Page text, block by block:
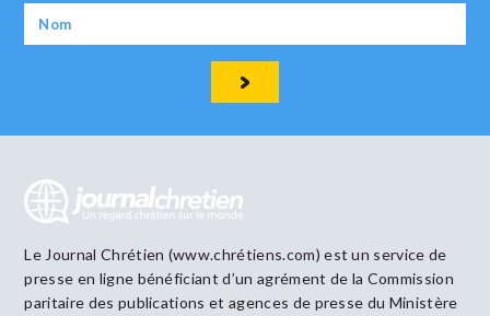
Le Journal Chrétien (www.chrétiens.com) est un service de
presse en ligne bénéficiant d’un agrément de la Commission
paritaire des publications et agences de presse du Ministère